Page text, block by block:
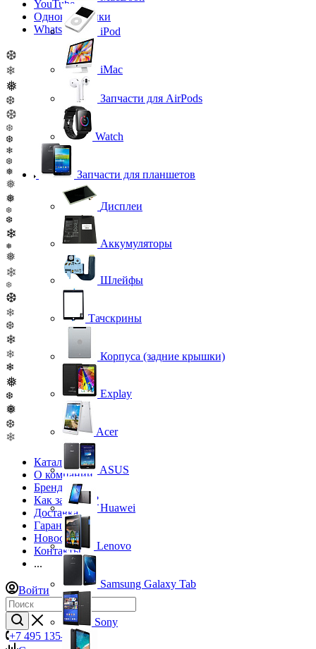
YouTube
Одноклассники
WhatsApp
❆
❄
❅
❆
❆
❆
❆
❄
❆
❅
❅
❅
❆
❆
❄
❅
❅
❄
❆
❆
❄
❆
❄
❄
❄
❅
❆
❅
❆
❄
Каталог
О компании
Бренды
Как заказать?
Доставка
Гарантия
Новости
Контакты
...
Войти
+7 495 135-39-43
iPod
iMac
Запчасти для AirPods
Watch
Запчасти для планшетов
Дисплеи
Аккумуляторы
Шлейфы
Тачскрины
Корпуса (задние крышки)
Explay
Acer
ASUS
Huawei
Lenovo
Samsung Galaxy Tab
Sony